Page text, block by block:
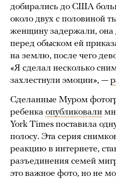
добирались до США
около двух с половиной
женщину задержали, она
перед обыском ей
на землю, после чего
«Я сделал несколько
захлестнули эмоции», —
Сделанные Муром
ребенка опубликовали
York Times поставила
полосу. Эта серия
реакцию в интернете,
разъединения семей
это важное фото, но не